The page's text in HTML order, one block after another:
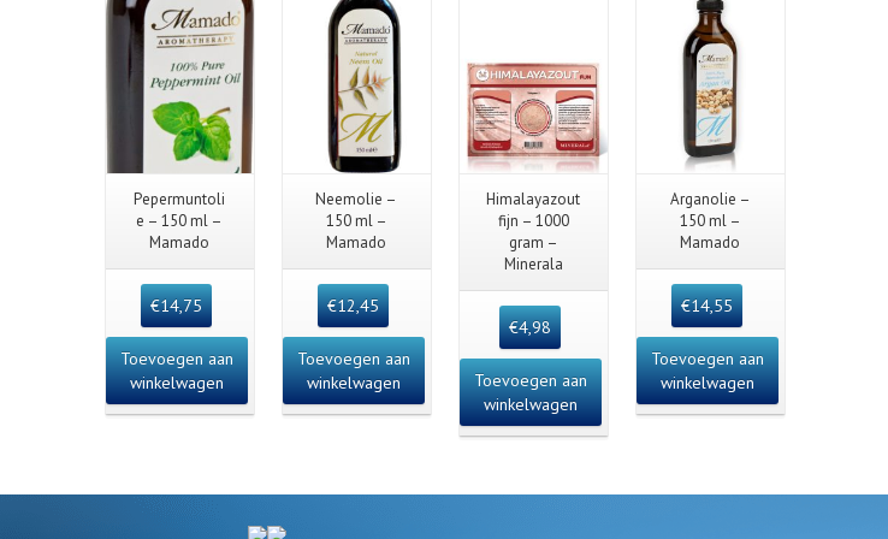
Quick View
Pepermuntoli
e – 150 ml –
Mamado
€14,75
Toevoegen aan
winkelwagen
Quick View
Neemolie –
150 ml –
Mamado
€12,45
Toevoegen aan
winkelwagen
Quick View
Himalayazout
fijn – 1000
gram –
Minerala
€4,98
Toevoegen aan
winkelwagen
Quick View
Arganolie –
150 ml –
Mamado
€14,55
Toevoegen aan
winkelwagen